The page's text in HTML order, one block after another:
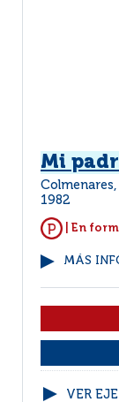
Mi
1982
| En
MÁS
VER